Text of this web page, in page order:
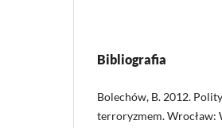
Bibliografia
Bolechów, B. 2012.
terroryzmem. Wrocław: